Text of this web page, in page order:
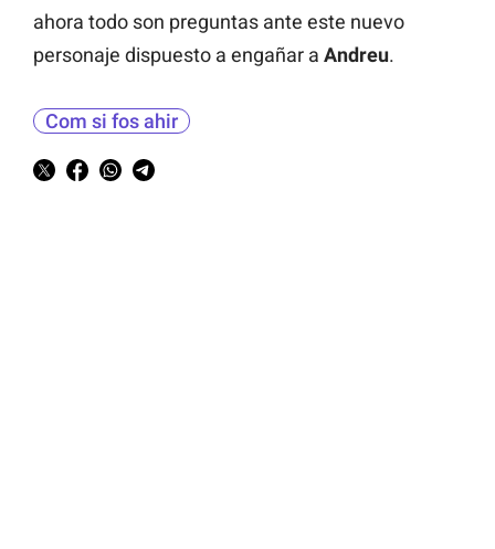
ahora todo son preguntas ante este nuevo
personaje dispuesto a engañar a Andreu.
Com si fos ahir